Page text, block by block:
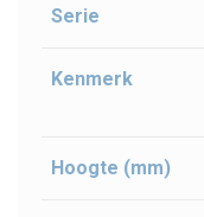
Serie
Kenmerk
Hoogte (mm)